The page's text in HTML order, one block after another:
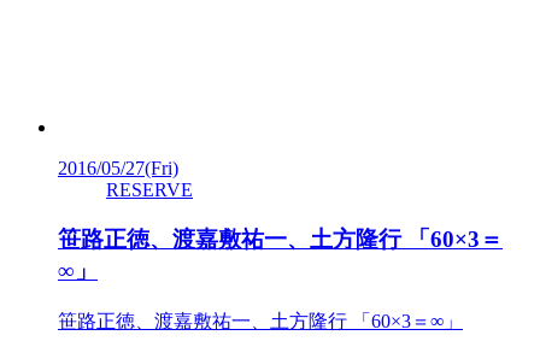
2016/05/27(Fri)
RESERVE
笹路正徳、渡嘉敷祐一、土方隆行 「60×3＝
∞」
笹路正徳、渡嘉敷祐一、土方隆行 「60×3＝∞」